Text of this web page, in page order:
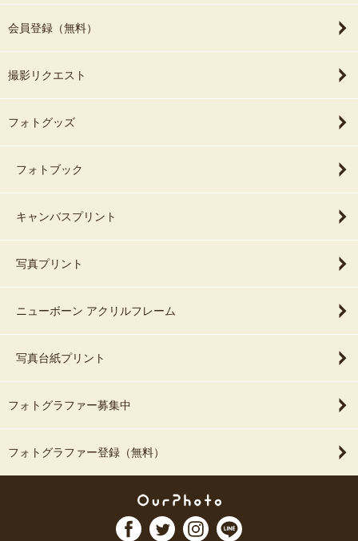
会員登録（無料）
撮影リクエスト
フォトグッズ
フォトブック
キャンバスプリント
写真プリント
ニューボーン アクリルフレーム
写真台紙プリント
フォトグラファー募集中
フォトグラファー登録（無料）